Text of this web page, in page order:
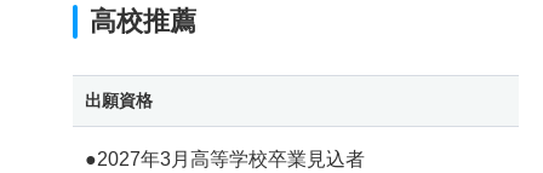
高校推薦
出願資格
●2027年3月高等学校卒業見込者